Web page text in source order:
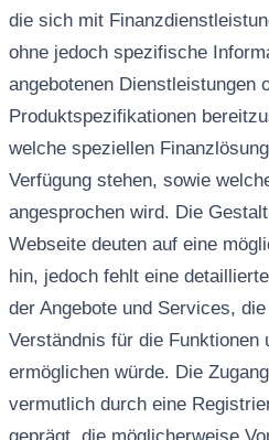
die sich mit
ohne jedoch spezifische
angebotenen Dienstleistungen
Produktspezifikationen
welche speziellen
Verfügung stehen, sowie
angesprochen wird. Die
Webseite deuten auf eine
hin, jedoch fehlt eine
der Angebote und Services,
Verständnis für die Funktionen
ermöglichen würde. Die
vermutlich durch eine